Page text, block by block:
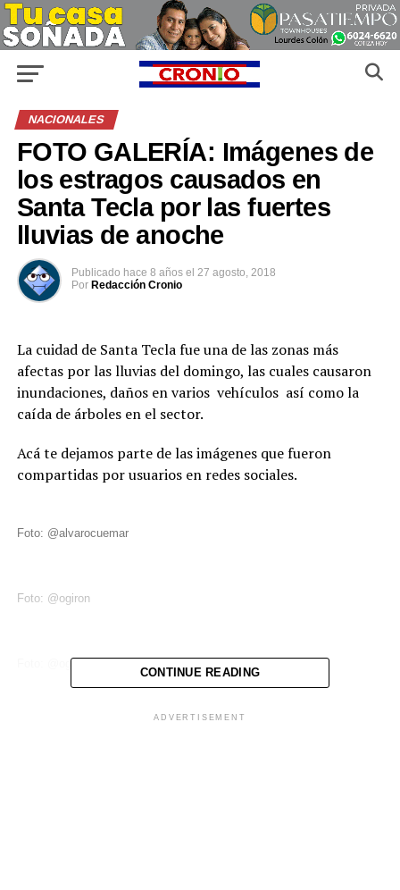
NACIONALES
FOTO GALERÍA: Imágenes de
los estragos causados en
Santa Tecla por las fuertes
lluvias de anoche
Publicado hace 8 años el 27 agosto, 2018
Por Redacción Cronio
La cuidad de Santa Tecla fue una de las zonas más
afectas por las lluvias del domingo, las cuales causaron
inundaciones, daños en varios vehículos así como la
caída de árboles en el sector.
Acá te dejamos parte de las imágenes que fueron
compartidas por usuarios en redes sociales.
Foto: @alvarocuemar
Foto: @ogiron
Foto: @ogiron
CONTINUE READING
ADVERTISEMENT